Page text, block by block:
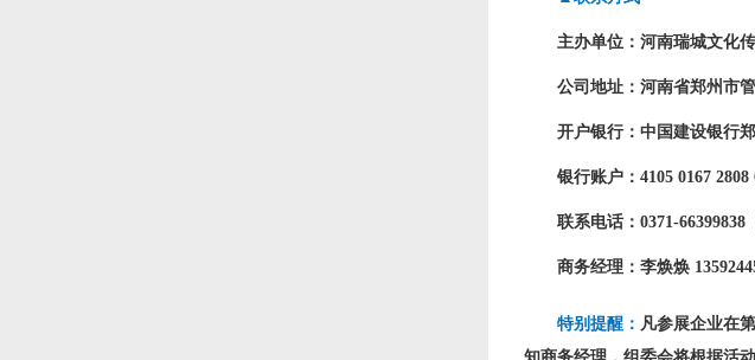
主办单位：河南瑞城文化
公司地址：河南省郑州市
开户银行：中国建设银行
银行账户： 4105 0167 2808
联系电话： 0371-66399838
商务经理：李焕焕
特别提醒： 凡参展企业在